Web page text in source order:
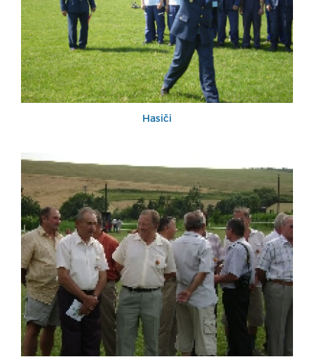
Hasiči